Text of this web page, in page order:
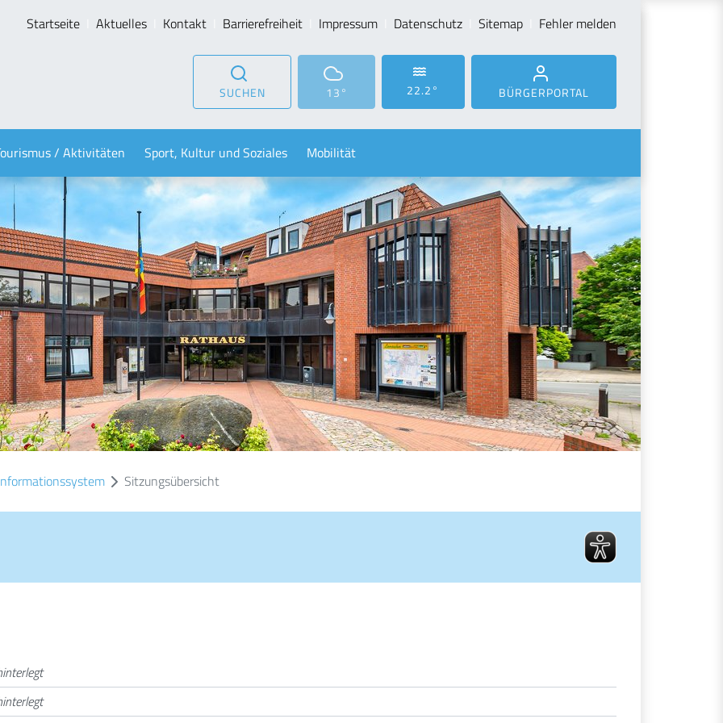
Startseite Aktuelles Kontakt Barrierefreiheit Impressum Datenschutz Sitemap Fehler melden
SUCHEN 13° 22.2° BÜRGERPORTAL
/ Aktivitäten Sport, Kultur und Soziales Mobilität
Sitzungsübersicht
Fritz Rabenhorst